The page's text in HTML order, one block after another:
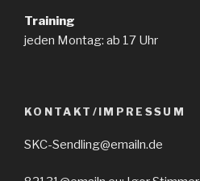
Training
jeden Montag: ab 17 Uhr
KONTAKT/IMPRESSUM
SKC-Sendling@emailn.de